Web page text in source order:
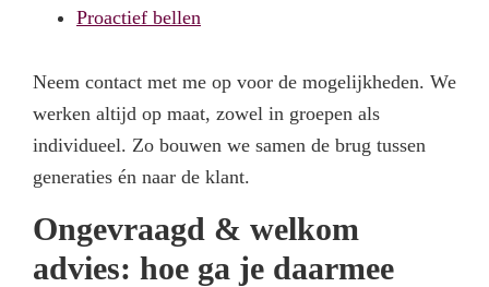
Proactief bellen
Neem contact met me op voor de mogelijkheden. We
werken altijd op maat, zowel in groepen als
individueel. Zo bouwen we samen de brug tussen
generaties én naar de klant.
Ongevraagd & welkom
advies: hoe ga je daarmee